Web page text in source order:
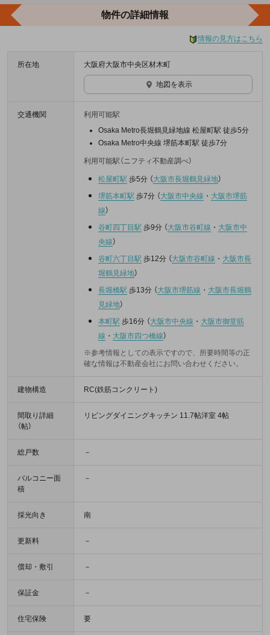
物件の詳細情報
情報の見方はこちら
所在地 大阪府大阪市中央区材木町
地図を表示
交通機関
利用可能駅
Osaka Metro長堀鶴見緑地線 松屋町駅 徒歩5分
Osaka Metro中央線 堺筋本町駅 徒歩7分
利用可能駅（ニフティ不動産調べ）
松屋町駅 歩5分 （大阪市長堀鶴見緑地）
堺筋本町駅 歩7分 （大阪市中央線 ・ 大阪市堺筋
線）
谷町四丁目駅 歩9分 （大阪市谷町線 ・ 大阪市中
央線）
谷町六丁目駅 歩12分 （大阪市谷町線 ・ 大阪市長
堀鶴見緑地）
長堀橋駅 歩13分 （大阪市堺筋線 ・ 大阪市長堀鶴
見緑地）
本町駅 歩16分 （大阪市中央線 ・ 大阪市御堂筋
線 ・ 大阪市四つ橋線）
※参考情報としての表示ですので、所要時間等の正
確な情報は不動産会社にお問い合わせください。
建物構造 RC(鉄筋コンクリート)
間取り詳細
（帖）
リビングダイニングキッチン 11.7帖洋室 4帖
総戸数 －
バルコニー面
積
－
採光向き 南
更新料 －
償却・敷引 －
保証金 －
住宅保険 要